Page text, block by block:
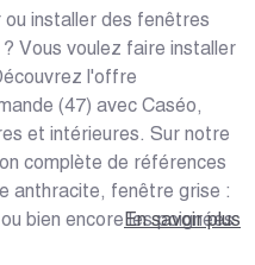
installer des fenêtres
Vous voulez faire installer
l'offre
(47) avec Caséo,
et intérieures. Sur notre
complète de références
anthracite, fenêtre grise :
bien encore les poignées
En savoir plus